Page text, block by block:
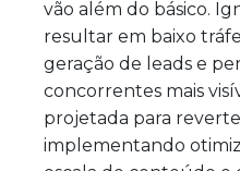
vão além do básico.
resultar em baixo
geração de leads e
concorrentes mais
projetada para
implementando